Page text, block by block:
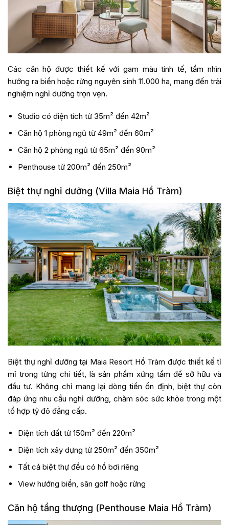
Các căn hộ được thiết kế với gam màu tinh tế, tầm nhìn
hướng ra biển hoặc rừng nguyên sinh 11.000 ha, mang đến trải
nghiệm nghỉ dưỡng trọn vẹn.
Studio có diện tích từ 35m² đến 42m²
Căn hộ 1 phòng ngủ từ 49m² đến 60m²
Căn hộ 2 phòng ngủ từ 65m² đến 90m²
Penthouse từ 200m² đến 250m²
Biệt thự nghỉ dưỡng (Villa Maia Hồ Tràm)
Biệt thự nghỉ dưỡng tại Maia Resort Hồ Tràm được thiết kế tỉ
mỉ trong từng chi tiết, là sản phẩm xứng tầm để sở hữu và
đầu tư. Không chỉ mang lại dòng tiền ổn định, biệt thự còn
đáp ứng nhu cầu nghỉ dưỡng, chăm sóc sức khỏe trong một
tổ hợp tỷ đô đẳng cấp.
Diện tích đất từ 150m² đến 220m²
Diện tích xây dựng từ 250m² đến 350m²
Tất cả biệt thự đều có hồ bơi riêng
View hướng biển, sân golf hoặc rừng
Căn hộ tầng thượng (Penthouse Maia Hồ Tràm)